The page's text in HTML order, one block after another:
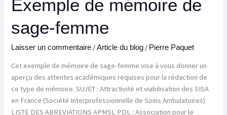
Exemple de mémoire de
sage-femme
Laisser un commentaire /Article du blog / Pierre Paquet
Cet exemple de mémoire de sage-femme vise à vous donner un
aperçu des attentes académiques requises pour la rédaction de
ce type de mémoire. SUJET : Attractivité et viabilisation des SISA
en France (Société Interprofessionnelle de Soins Ambulatoires)
LISTE DES ABREVIATIONS APMSL PDL : Association pour le